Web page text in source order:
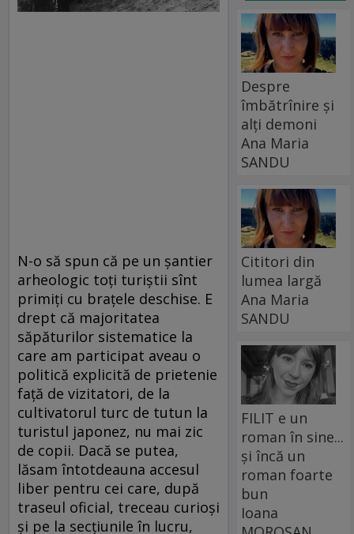
N-o să spun că pe un șantier
arheologic toți turiștii sînt
primiți cu brațele deschise. E
drept că majoritatea
săpăturilor sistematice la
care am participat aveau o
politică explicită de prietenie
față de vizitatori, de la
cultivatorul turc de tutun la
turistul japonez, nu mai zic
de copii. Dacă se putea,
lăsam întotdeauna accesul
liber pentru cei care, după
traseul oficial, treceau curioși
și pe la secțiunile în lucru,
Despre
îmbătrînire și
alți demoni
Ana Maria
SANDU
Cititori din
lumea largă
Ana Maria
SANDU
FILIT e un
roman în sine...
și încă un
roman foarte
bun
Ioana